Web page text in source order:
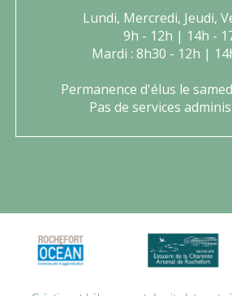
Lundi, Mercredi, Jeudi,
9h - 12h | 14h -
Mardi : 8h30 - 12h |
Permanence d'élus le
Pas de services